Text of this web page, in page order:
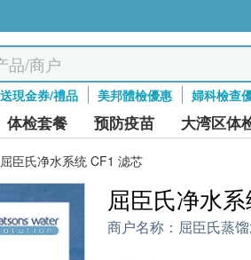
現金券/禮品 美邦體檢優惠 婦科檢查
体检套餐 预防疫苗 大湾区体
屈臣氏净水系统 CF1 滤芯
屈臣氏净水
商户名称： 屈臣氏蒸